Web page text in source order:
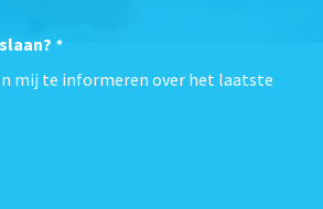
*
mij te informeren over het laatste